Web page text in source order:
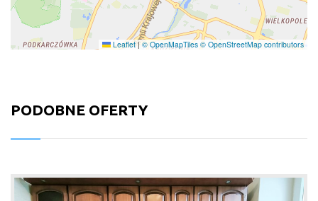
Leaflet | © OpenMapTiles © OpenStreetMap contributors
PODOBNE OFERTY